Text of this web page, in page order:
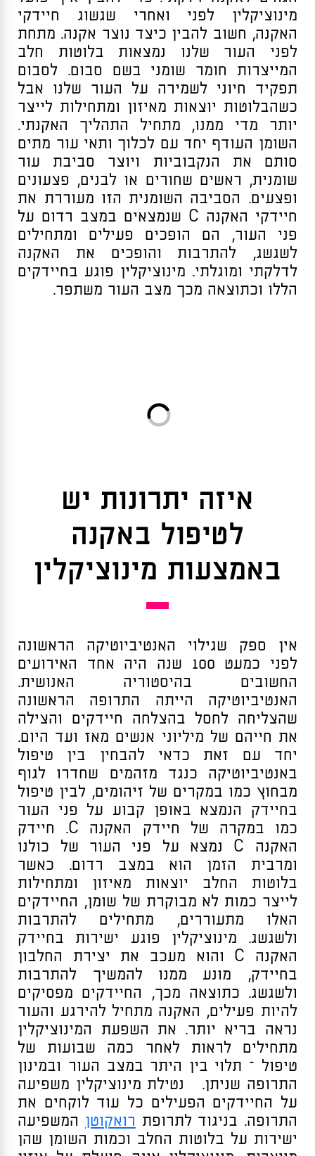
מינוציקלין לפני ואחרי שגשוג חיידקי
האקנה, חשוב להבין כיצד נוצר אקנה. מתחת
לפני העור שלנו נמצאות בלוטות חלב
המייצרות חומר שומני בשם סבום. לסבום
תפקיד חיוני לשמירה על העור שלנו אבל
כשהבלוטות יוצאות מאיזון ומתחילות לייצר
יותר מדי ממנו, מתחיל התהליך האקנתי.
השומן העודף יחד עם לכלוך ותאי עור מתים
סותם את הנקבוביות ויוצר סביבת עור
שומנית, ראשים שחורים או לבנים, פצעונים
ופצעים. הסביבה השומנית הזו מעוררת את
חיידקי האקנה C שנמצאים במצב רדום על
פני העור, הם הופכים פעילים ומתחילים
לשגשג, להתרבות והופכים את האקנה
לדלקתי ומוגלתי. מינוציקלין פוגע בחיידקים
הללו וכתוצאה מכך מצב העור משתפר.
איזה יתרונות יש
לטיפול באקנה
באמצעות מינוציקלין
אין ספק שגילוי האנטיביוטיקה הראשונה
לפני כמעט 100 שנה היה אחד האירועים
החשובים בהיסטוריה האנושית.
האנטיביוטיקה הייתה התרופה הראשונה
שהצליחה לחסל בהצלחה חיידקים והצילה
את חייהם של מיליוני אנשים מאז ועד היום.
יחד עם זאת כדאי להבחין בין טיפול
באנטיביוטיקה כנגד מזהמים שחדרו לגוף
מבחוץ כמו במקרים של זיהומים, לבין טיפול
בחיידק הנמצא באופן קבוע על פני העור
כמו במקרה של חיידק האקנה C. חיידק
האקנה C נמצא על פני העור של כולנו
ומרבית הזמן הוא במצב רדום. כאשר
בלוטות החלב יוצאות מאיזון ומתחילות
לייצר כמות לא מבוקרת של שומן, החיידקים
האלו מתעוררים, מתחילים להתרבות
ולשגשג. מינוציקלין פוגע ישירות בחיידק
האקנה C והוא מעכב את יצירת החלבון
בחיידק, מונע ממנו להמשיך להתרבות
ולשגשג. כתוצאה מכך, החיידקים מפסיקים
להיות פעילים, האקנה מתחיל להירגע והעור
נראה בריא יותר. את השפעת המינוציקלין
מתחילים לראות לאחר כמה שבועות של
טיפול – תלוי בין היתר במצב העור ובמינון
התרופה שניתן. נטילת מינוציקלין משפיעה
על החיידקים הפעילים כל עוד לוקחים את
התרופה. בניגוד לתרופת רואקוטן המשפיעה
ישירות על בלוטות החלב וכמות השומן שהן